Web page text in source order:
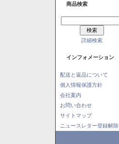
商品検索
詳細検索
インフォメーション
配送と返品について
個人情報保護方針
会社案内
お問い合わせ
サイトマップ
ニュースレター登録解除